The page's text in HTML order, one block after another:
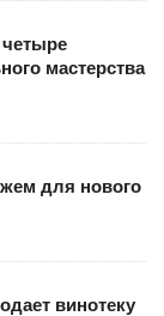
мастерства
для нового
винотеку